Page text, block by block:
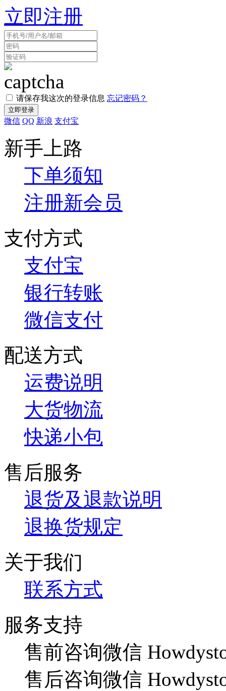
立即注册
请保存我这次的登录信息 忘记密码？
微信 QQ 新浪 支付宝
新手上路
下单须知
注册新会员
支付方式
支付宝
银行转账
微信支付
配送方式
运费说明
大货物流
快递小包
售后服务
退货及退款说明
退换货规定
关于我们
联系方式
服务支持
售前咨询微信
售后咨询微信